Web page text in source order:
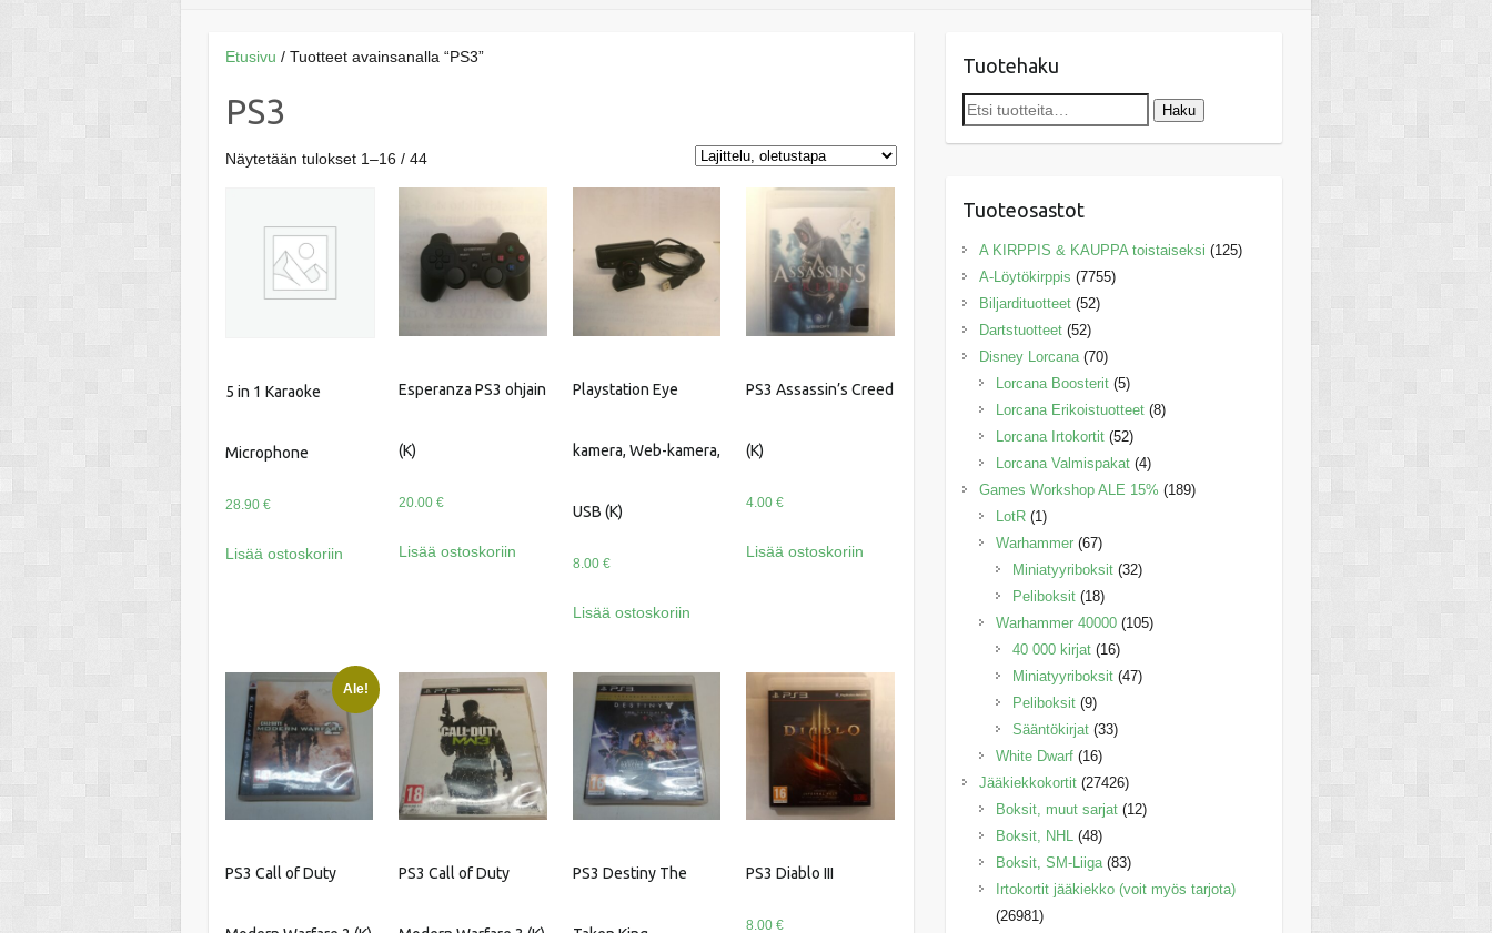
Etusivu / Tuotteet avainsanalla “PS3”
PS3
Näytetään tulokset 1–16 / 44
5 in 1 Karaoke
Microphone
28.90 €
Lisää ostoskoriin
Esperanza PS3 ohjain
(K)
20.00€
Lisää ostoskoriin
Playstation Eye
kamera, Web-kamera,
USB (K)
8.00 €
Lisää ostoskoriin
PS3 Assassin’s Creed
(K)
4.00€
Lisää ostoskoriin
Ale!
PS3 Call of Duty PS3 Call of Duty PS3 Destiny The PS3 Diablo III
8.00€
Tuotehaku
Etsi: Haku
Tuoteosastot
A KIRPPIS & KAUPPA toistaiseksi (125)
A-Löytökirppis (7755)
Biljardituotteet (52)
Dartstuotteet (52)
Disney Lorcana (70)
Lorcana Boosterit (5)
Lorcana Erikoistuotteet (8)
Lorcana Irtokortit (52)
Lorcana Valmispakat (4)
Games Workshop ALE 15% (189)
LotR (1)
Warhammer (67)
Miniatyyriboksit (32)
Peliboksit (18)
Warhammer 40000 (105)
40 000 kirjat (16)
Miniatyyriboksit (47)
Peliboksit (9)
Sääntökirjat (33)
White Dwarf (16)
Jääkiekkokortit (27426)
Boksit, muut sarjat (12)
Boksit, NHL (48)
Boksit, SM-Liiga (83)
Irtokortit jääkiekko (voit myös tarjota)
(26981)